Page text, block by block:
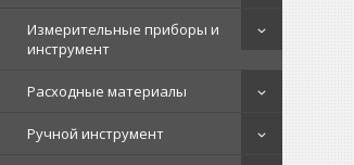
Измерительные приборы и
инструмент
Расходные материалы
Ручной инструмент